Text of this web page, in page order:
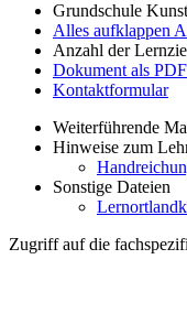
Grundschule
Alles aufklappen
Anzahl der
Dokument als
Kontaktformular
Weiterführende
Hinweise zum
Sonstige Dateien
Zugriff auf die